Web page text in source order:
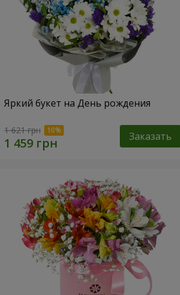
Яркий букет на День рождения
1 621 грн Заказать